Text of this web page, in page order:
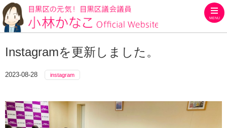
MENU
Instagramを更新しました。
2023-08-28 instagram